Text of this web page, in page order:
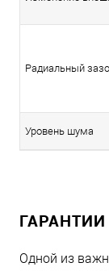
Радиальный
Уровень шума
ГАРАНТИИ
Одной из